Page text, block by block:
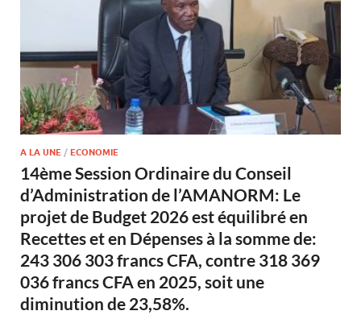
A LA UNE / ECONOMIE
14ème Session Ordinaire du Conseil
d’Administration de l’AMANORM: Le
projet de Budget 2026 est équilibré en
Recettes et en Dépenses à la somme de:
243 306 303 francs CFA, contre 318 369
036 francs CFA en 2025, soit une
diminution de 23,58%.